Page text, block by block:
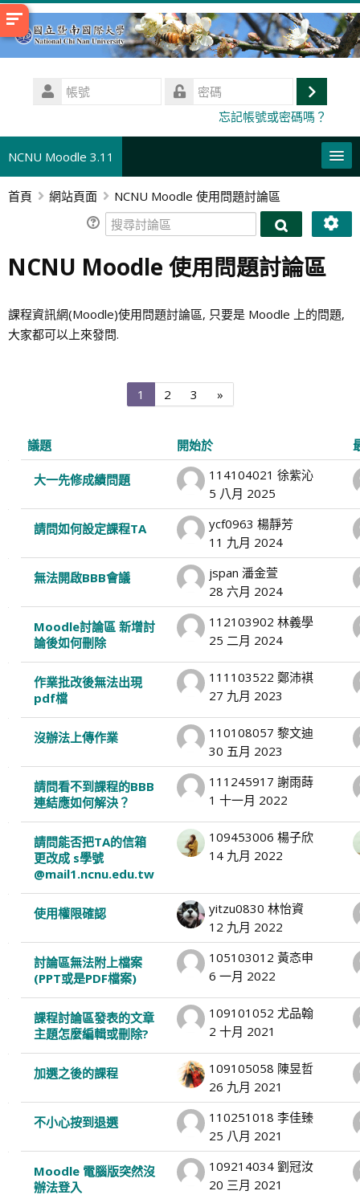
跳
至
號
登
忘記帳號或密碼嗎？
NCNU Moodle 3.11
正體中文 ‎(zh_tw)‎
搜
程
首頁 網站頁面 NCNU Moodle 使用問題討論區
搜
討
論
搜
尋
討
NCNU Moodle 使用問題討論區
課程資訊網(Moodle)使用問題討論區, 只要是 Moodle 上的問題,
大家都可以上來發問.
1
1
2第
2
3
3
»下
一
List
of
discussions.
Showing
100
256
discussions
議題 開始於
大一先修成績問題
114104021 徐紫沁
5 八月 2025
請問如何設定課程TA
ycf0963 楊靜芳
11 九月 2024
無法開啟BBB會議
jspan 潘金萱
28 六月 2024
Moodle討論區 新增討
論後如何刪除
112103902 林義學
25 二月 2024
作業批改後無法出現
pdf檔
111103522 鄭沛褀
27 九月 2023
沒辦法上傳作業
110108057 黎文迪
30 五月 2023
請問看不到課程的BBB
連結應如何解決？
111245917 謝雨蒔
1 十一月 2022
請問能否把TA的信箱
更改成 s學號
@mail1.ncnu.edu.tw
109453006 楊子欣
14 九月 2022
使用權限確認
yitzu0830 林怡資
12 九月 2022
討論區無法附上檔案
(PPT或是PDF檔案)
105103012 黃忞申
6 一月 2022
課程討論區發表的文章
主題怎麼編輯或刪除?
109101052 尤品翰
2 十月 2021
加選之後的課程
109105058 陳昱哲
26 九月 2021
不小心按到退選
110251018 李佳臻
25 八月 2021
Moodle 電腦版突然沒
辦法登入
109214034 劉冠汝
20 三月 2021